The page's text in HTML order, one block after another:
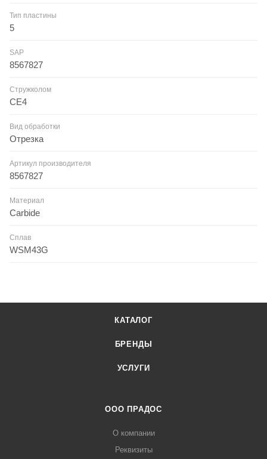
Тип пластины
5
SAP
8567827
Стружколом
CE4
Вид обработки
Отрезка
Артикул производителя
8567827
Материал
Carbide
Сплав
WSM43G
КАТАЛОГ
БРЕНДЫ
УСЛУГИ
ООО ПРАДОС
О компании
Реквизиты